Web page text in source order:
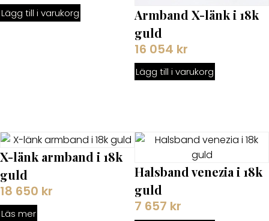
Lägg till i varukorg
Armband X-länk i 18k
guld
16 054 kr
Lägg till i varukorg
X-länk armband i 18k
guld
18 650 kr
Läs mer
Halsband venezia i 18k
guld
7 657 kr